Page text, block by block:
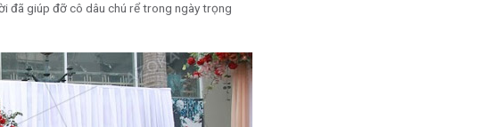
đã giúp đỡ cô dâu chú rể trong ngày trọng